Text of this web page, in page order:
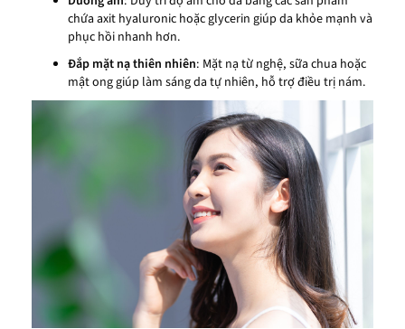
chứa axit hyaluronic hoặc glycerin giúp da khỏe mạnh và
phục hồi nhanh hơn.
Đắp mặt nạ thiên nhiên: Mặt nạ từ nghệ, sữa chua hoặc
mật ong giúp làm sáng da tự nhiên, hỗ trợ điều trị nám.